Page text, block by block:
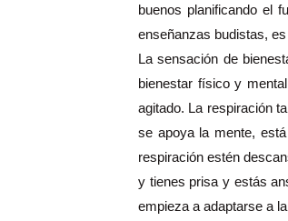
buenos planificando el
enseñanzas budistas,
La sensación de
bienestar físico y
agitado. La respiración
se apoya la mente,
respiración estén
y tienes prisa y estás
empieza a adaptarse a